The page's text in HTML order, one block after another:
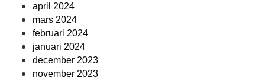
april 2024
mars 2024
februari 2024
januari 2024
december 2023
november 2023